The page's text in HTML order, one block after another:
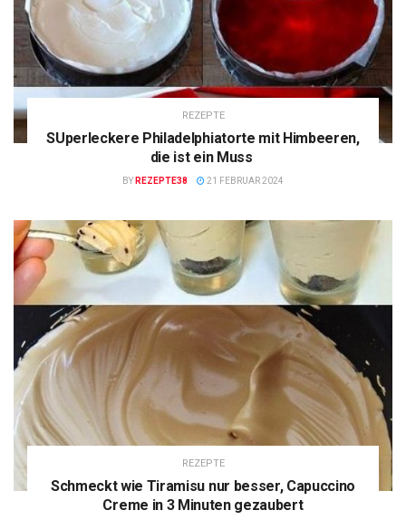
REZEPTE
SUperleckere Philadelphiatorte mit Himbeeren,
die ist ein Muss
BY REZEPTE38 21 FEBRUAR 2024
REZEPTE
Schmeckt wie Tiramisu nur besser, Capuccino
Creme in 3 Minuten gezaubert